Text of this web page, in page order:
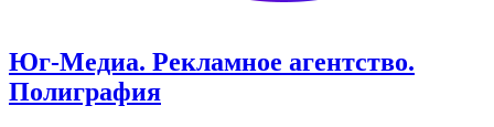
Юг-Медиа. Рекламное агентство.
Полиграфия